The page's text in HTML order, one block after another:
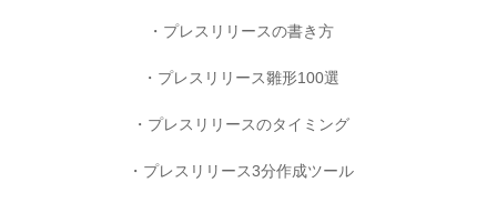
プレスリリースの書き方
プレスリリース雛形100選
プレスリリースのタイミング
プレスリリース3分作成ツール